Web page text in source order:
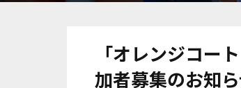
「オレンジコー
加者募集のお知